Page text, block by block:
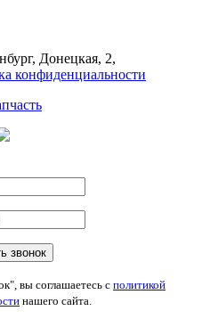
Донецкая, 2,
конфиденциальности
вы соглашаетесь с политикой
нашего сайта.